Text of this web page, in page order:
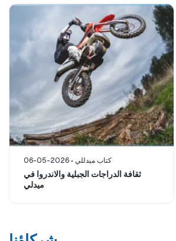
06-05-2026 كتاب ميدللي
ثقافة الدراجات الجبلية والاندروا في
ميدلي